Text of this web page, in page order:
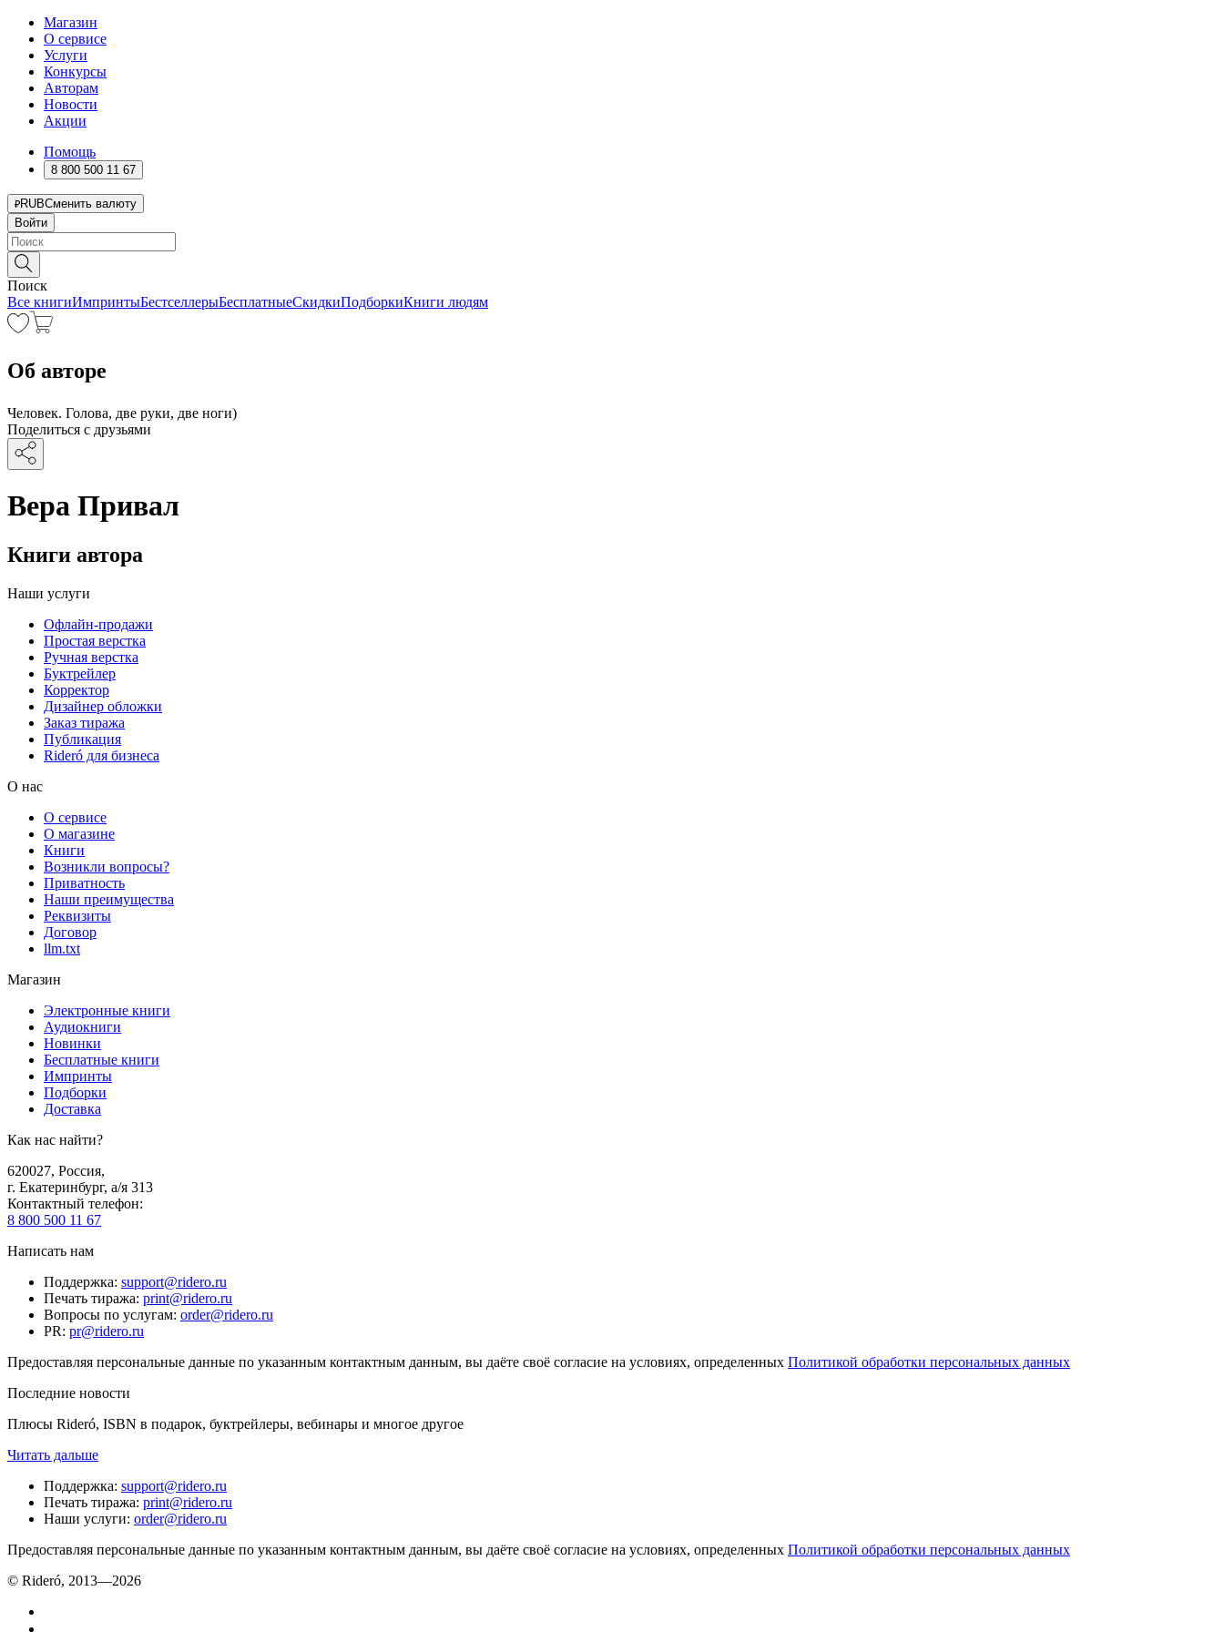
Магазин
О сервисе
Услуги
Конкурсы
Авторам
Новости
Акции
Помощь
8 800 500 11 67
RUBСменить валюту
Войти
Поиск
Все книгиИмпринтыБестселлерыБесплатныеСкидкиПодборкиКниги людям
Об авторе
Человек. Голова, две руки, две ноги)
Поделиться с друзьями
Вера Привал
Книги автора
Наши услуги
Офлайн-продажи
Простая верстка
Ручная верстка
Буктрейлер
Корректор
Дизайнер обложки
Заказ тиража
Публикация
Rideró для бизнеса
О нас
О сервисе
О магазине
Книги
Возникли вопросы?
Приватность
Наши преимущества
Реквизиты
Договор
llm.txt
Магазин
Электронные книги
Аудиокниги
Новинки
Бесплатные книги
Импринты
Подборки
Доставка
Как нас найти?
620027, Россия,
г. Екатеринбург, а/я 313
Контактный телефон:
8 800 500 11 67
Написать нам
Поддержка: support@ridero.ru
Печать тиража: print@ridero.ru
Вопросы по услугам: order@ridero.ru
PR: pr@ridero.ru
Предоставляя персональные данные по указанным контактным данным, вы даёте своё согласие на условиях, определенных Политикой обработки персональных данных
Последние новости
Плюсы Rideró, ISBN в подарок, буктрейлеры, вебинары и многое другое
Читать дальше
Поддержка: support@ridero.ru
Печать тиража: print@ridero.ru
Наши услуги: order@ridero.ru
Предоставляя персональные данные по указанным контактным данным, вы даёте своё согласие на условиях, определенных Политикой обработки персональных данных
© Rideró, 2013—2026